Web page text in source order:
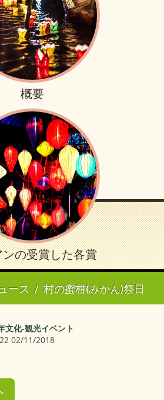
概要
の受賞した各賞
ース / 村の蜜柑(みかん)祭日
文化‐観光イベント
02/11/2018